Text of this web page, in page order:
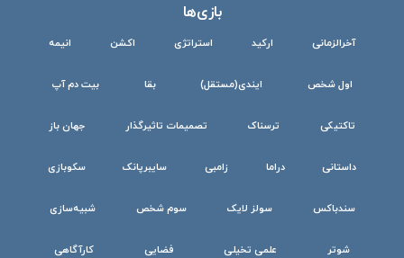
بازی‌ها
آخرالزمانی ارکید استراتژی اکشن انیمه
اول شخص ایندی(مستقل) بقا بیت دم آپ
تاکتیکی ترسناک تصمیمات تاثیرگذار جهان باز
داستانی دراما زامبی سایبرپانک سکوبازی
سندباکس سولز لایک سوم شخص شبیه‌سازی
شوتر علمی تخیلی فضایی کارآگاهی